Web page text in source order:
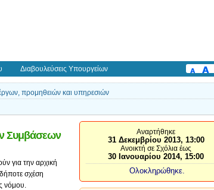
Διαβουλεύσεις Υπουργείων
προμηθειών και υπηρεσιών
Συμβάσεων
για την αρχική
σχέση
νόμου.
Αναρτήθηκε
31 Δεκεμβρίου 2013, 13:00
Ανοικτή σε Σχόλια έως
30 Ιανουαρίου 2014, 15:00
Ολοκληρώθηκε.